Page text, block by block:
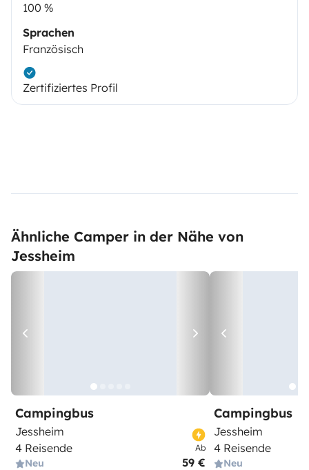
100 %
Sprachen
Französisch
Zertifiziertes Profil
Ähnliche Camper in der Nähe von
Jessheim
Campingbus
Jessheim
4 Reisende
Neu
Ab
59 €
Campingbus
Jessheim
4 Reisende
Neu